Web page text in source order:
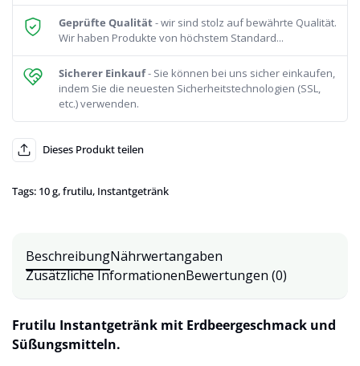
Geprüfte Qualität- wir sind stolz auf bewährte Qualität.
Wir haben Produkte von höchstem Standard...
Sicherer Einkauf- Sie können bei uns sicher einkaufen,
indem Sie die neuesten Sicherheitstechnologien (SSL,
etc.) verwenden.
Dieses Produkt teilen
Tags: 10 g,frutilu, Instantgetränk
BeschreibungNährwertangaben
Zusätzliche InformationenBewertungen (0)
Frutilu Instantgetränk mit Erdbeergeschmack und
Süßungsmitteln.